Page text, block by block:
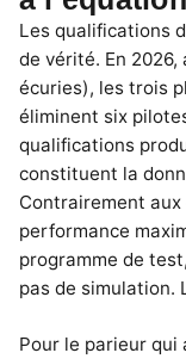
Les qualifications
de vérité. En 2026,
écuries), les trois
éliminent six
qualifications
constituent la
Contrairement
performance
programme de
pas de simulation.
Pour le parieur